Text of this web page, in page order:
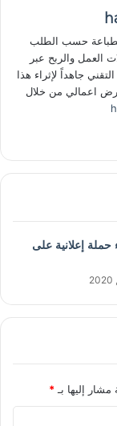
حسب الطلب
مجالات العمل والربح عبر
جاهداً لإثراء هذا
اعمالي من خلال
إعلانية على
مشار إليها بـ *